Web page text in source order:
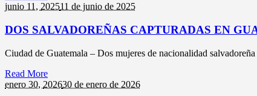
junio 11, 202511 de junio de 2025
DOS SALVADOREÑAS CAPTURADAS EN
Ciudad de Guatemala – Dos mujeres de nacionalidad
Read More
enero 30, 202630 de enero de 2026